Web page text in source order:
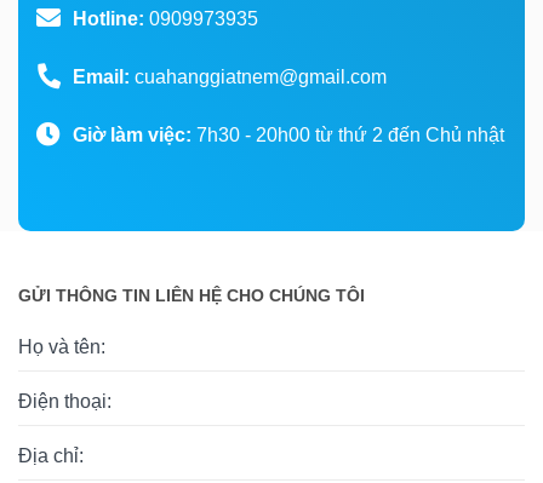
Hotline: 0909973935
Email: cuahanggiatnem@gmail.com
Giờ làm việc: 7h30 - 20h00 từ thứ 2 đến Chủ nhật
GỬI THÔNG TIN LIÊN HỆ CHO CHÚNG TÔI